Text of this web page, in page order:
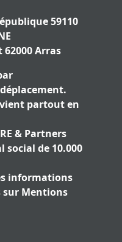
59110
62000 Arras
partout en
& Partners
social de 10.000
informations
sur Mentions